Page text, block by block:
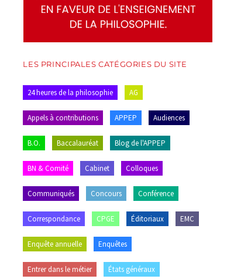
LES PRINCIPALES CATÉGORIES DU SITE
24 heures de la philosophie AG
Appels à contributions APPEP Audiences
B.O. Baccalauréat Blog de l'APPEP
BN & Comité Cabinet Colloques
Communiqués Concours Conférence
Correspondance CPGE Éditoriaux EMC
Enquête annuelle Enquêtes
Entrer dans le métier États généraux